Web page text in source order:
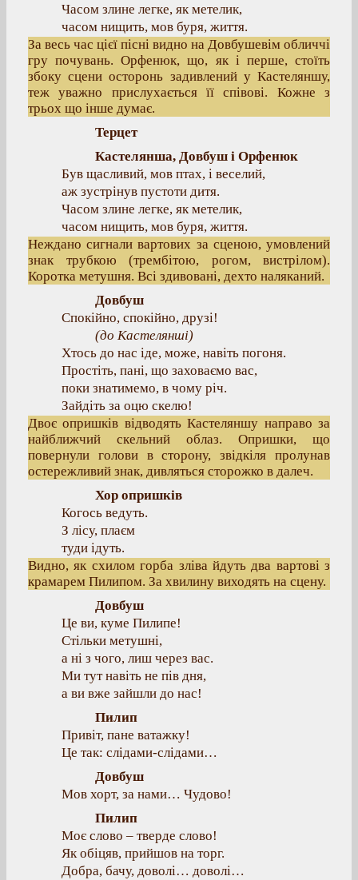
Часом злине легке, як метелик,
часом нищить, мов буря, життя.
За весь час цієї пісні видно на Довбушевім обличчі
гру почувань. Орфенюк, що, як і перше, стоїть
збоку сцени осторонь задивлений у Кастеляншу,
теж уважно прислухається її співові. Кожне з
трьох що інше думає.
Терцет
Кастелянша, Довбуш і Орфенюк
Був щасливий, мов птах, і веселий,
аж зустрінув пустоти дитя.
Часом злине легке, як метелик,
часом нищить, мов буря, життя.
Неждано сигнали вартових за сценою, умовлений
знак трубкою (трембітою, рогом, вистрілом).
Коротка метушня. Всі здивовані, дехто наляканий.
Довбуш
Спокійно, спокійно, друзі!
(до Кастелянші)
Хтось до нас іде, може, навіть погоня.
Простіть, пані, що заховаємо вас,
поки знатимемо, в чому річ.
Зайдіть за оцю скелю!
Двоє опришків відводять Кастеляншу направо за
найближчий скельний облаз. Опришки, що
повернули голови в сторону, звідкіля пролунав
остережливий знак, дивляться сторожко в далеч.
Хор опришків
Когось ведуть.
З лісу, плаєм
туди ідуть.
Видно, як схилом горба зліва йдуть два вартові з
крамарем Пилипом. За хвилину виходять на сцену.
Довбуш
Це ви, куме Пилипе!
Стільки метушні,
а ні з чого, лиш через вас.
Ми тут навіть не пів дня,
а ви вже зайшли до нас!
Пилип
Привіт, пане ватажку!
Це так: слідами-слідами…
Довбуш
Мов хорт, за нами… Чудово!
Пилип
Моє слово – тверде слово!
Як обіцяв, прийшов на торг.
Добра, бачу, доволі… доволі…